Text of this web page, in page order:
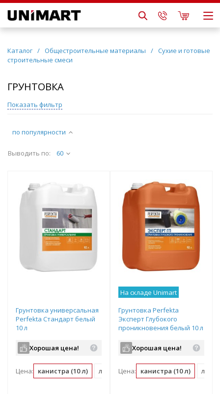
Каталог / Общестроительные материалы / Сухие и готовые
строительные смеси
ГРУНТОВКА
по популярности
Выводить по: 60
Грунтовка универсальная
Perfekta Стандарт белый
10 л
Хорошая цена!
Цена: канистра (10 л) л (0.1 канистра)
На складе Unimart
Грунтовка Perfekta
Эксперт Глубокого
проникновения белый 10 л
Хорошая цена!
Цена: канистра (10 л) л (0.1
Показать фильтр